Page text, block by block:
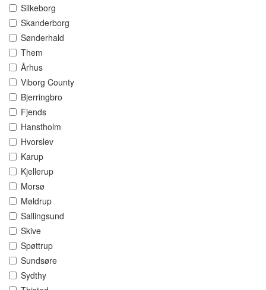
Silkeborg
Skanderborg
Sønderhald
Them
Århus
Viborg County
Bjerringbro
Fjends
Hanstholm
Hvorslev
Karup
Kjellerup
Morsø
Møldrup
Sallingsund
Skive
Spøttrup
Sundsøre
Sydthy